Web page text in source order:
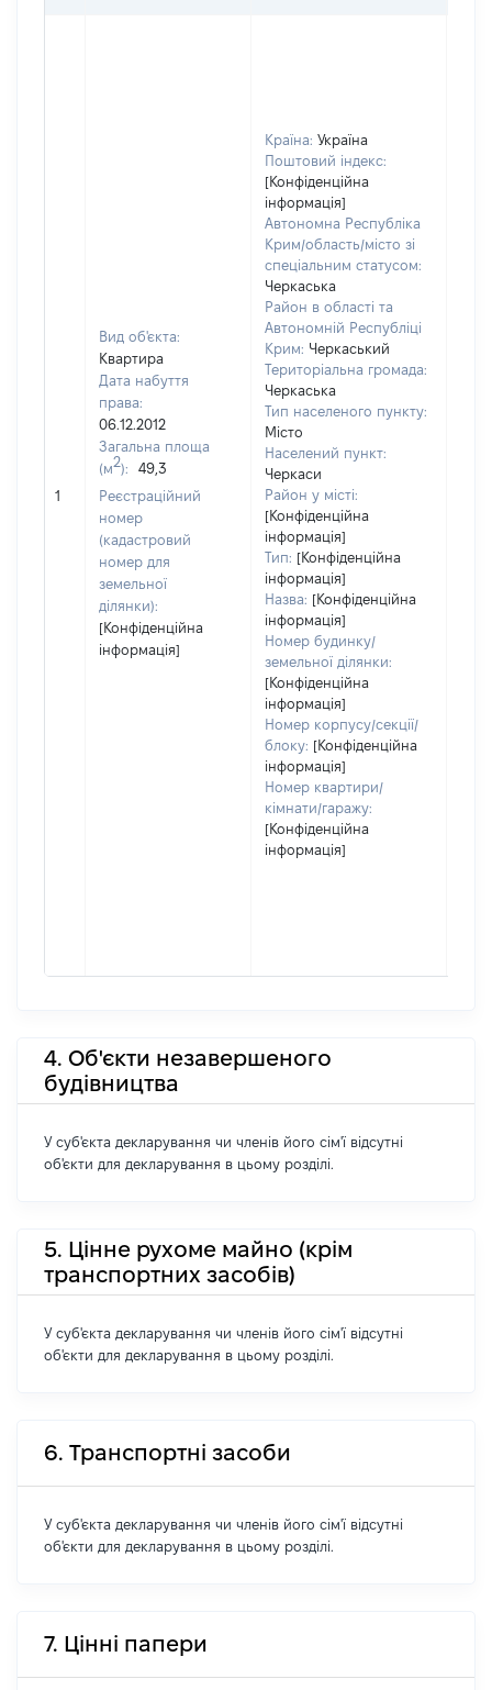
1
Вид об'єкта:
Квартира
Дата набуття
права:
06.12.2012
Загальна площа
(м2):
49,3
Реєстраційний
номер
(кадастровий
номер для
земельної
ділянки):
[Конфіденційна
інформація]
Країна: Україна
Поштовий індекс:
[Конфіденційна
інформація]
Автономна Республіка
Крим/область/місто зі
спеціальним статусом:
Черкаська
Район в області та
Автономній Республіці
Крим: Черкаський
Територіальна громада:
Черкаська
Тип населеного пункту:
Місто
Населений пункт:
Черкаси
Район у місті:
[Конфіденційна
інформація]
Тип: [Конфіденційна
інформація]
Назва: [Конфіденційна
інформація]
Номер будинку/
земельної ділянки:
[Конфіденційна
інформація]
Номер корпусу/секції/
блоку: [Конфіденційна
інформація]
Номер квартири/
кімнати/гаражу:
[Конфіденційна
інформація]
4. Об'єкти незавершеного
будівництва
У суб'єкта декларування чи членів його сім'ї відсутні
об'єкти для декларування в цьому розділі.
5. Цінне рухоме майно (крім
транспортних засобів)
У суб'єкта декларування чи членів його сім'ї відсутні
об'єкти для декларування в цьому розділі.
6. Транспортні засоби
У суб'єкта декларування чи членів його сім'ї відсутні
об'єкти для декларування в цьому розділі.
7. Цінні папери